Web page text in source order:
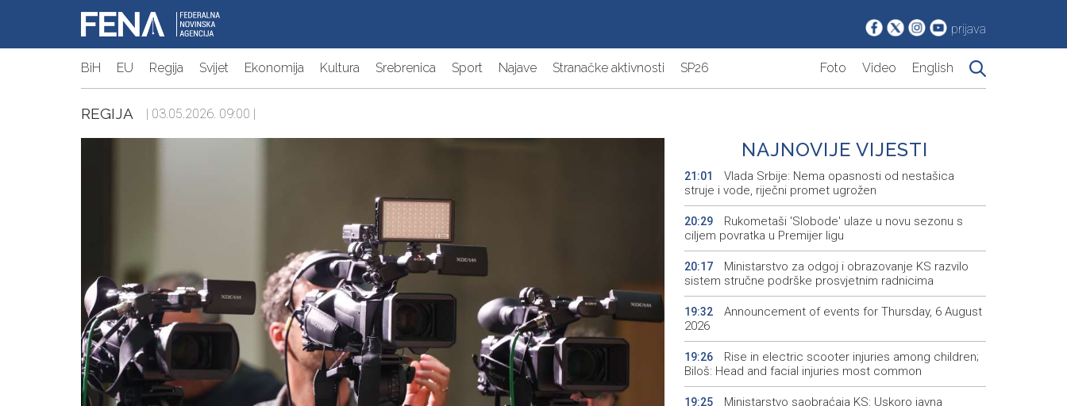
prijava
BiH EU Regija Svijet Ekonomija Kultura Srebrenica Sport Najave Stranačke aktivnosti SP26 Foto Video English
REGIJA | 03.05.2026. 09:00 |
NAJNOVIJE VIJESTI
21:01
Vlada Srbije: Nema opasnosti od nestašica
struje i vode, riječni promet ugrožen
20:29
Rukometaši 'Slobode' ulaze u novu sezonu s
ciljem povratka u Premijer ligu
20:17
Ministarstvo za odgoj i obrazovanje KS razvilo
sistem stručne podrške prosvjetnim radnicima
19:32
Announcement of events for Thursday, 6 August
2026
19:26
Rise in electric scooter injuries among children;
Biloš: Head and facial injuries most common
19:25
Ministarstvo saobraćaja KS: Uskoro javna